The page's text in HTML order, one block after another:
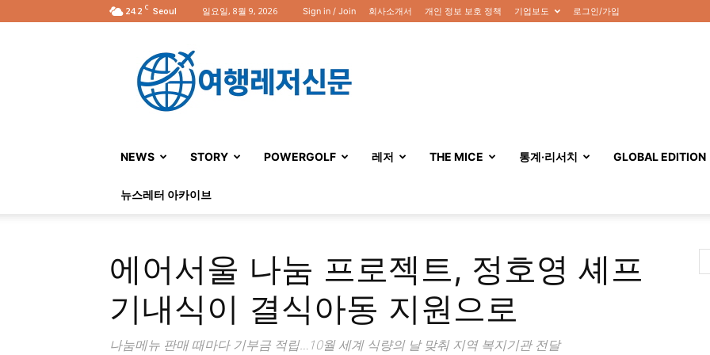
24.2 C Seoul 일요일, 8월 9, 2026 Sign in / Join 회사소개서 개인 정보 보호 정책 기업보도 로그인/가입
행
레
NEWS
STORY POWERGOLF 레저 THE MICE 통계·리서치 GLOBAL EDITION
뉴스레터 아카이브
에어서울 나눔 프로젝트, 정호영 셰프
기내식이 결식아동 지원으로
나눔메뉴 판매 때마다 기부금 적립…10월 세계 식량의 날 맞춰 지역 복지기관 전달